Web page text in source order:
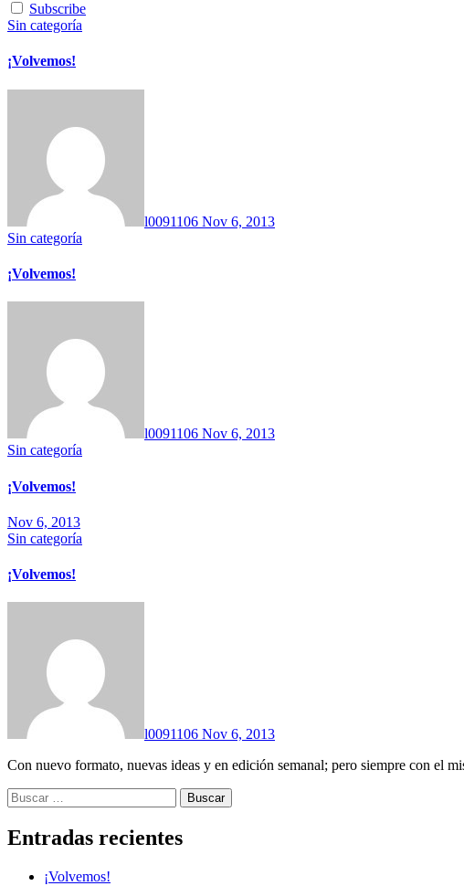
Subscribe
Sin categoría
¡Volvemos!
l0091106 Nov 6, 2013
Sin categoría
¡Volvemos!
l0091106 Nov 6, 2013
Sin categoría
¡Volvemos!
Nov 6, 2013
Sin categoría
¡Volvemos!
l0091106 Nov 6, 2013
Con nuevo formato, nuevas ideas y en edición semanal; pero siempre con el
Buscar:
Entradas recientes
¡Volvemos!